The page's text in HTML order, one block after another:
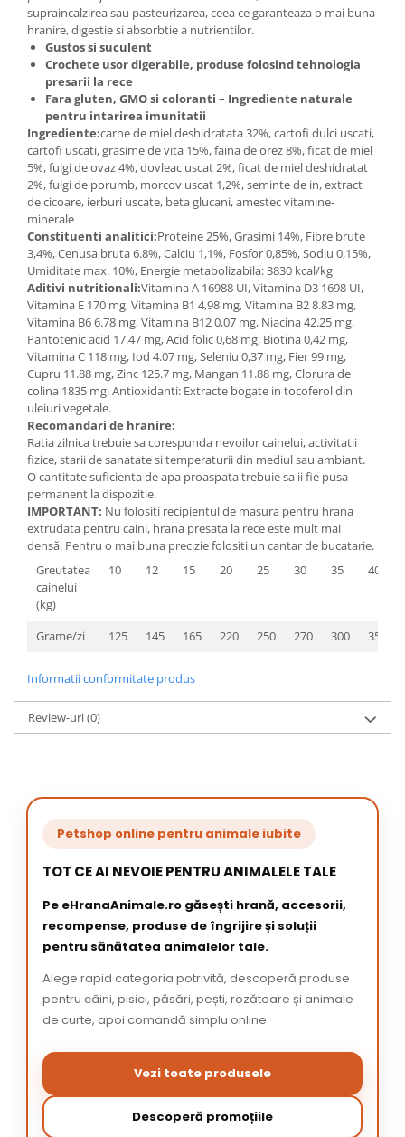
supraincalzirea sau pasteurizarea, ceea ce garanteaza o mai buna
hranire, digestie si absorbtie a nutrientilor.
Gustos si suculent
Crochete usor digerabile, produse folosind tehnologia
presarii la rece
Fara gluten, GMO si coloranti – Ingrediente naturale
pentru intarirea imunitatii
Ingrediente:carne de miel deshidratata 32%, cartofi dulci uscati,
cartofi uscati, grasime de vita 15%, faina de orez 8%, ficat de miel
5%, fulgi de ovaz 4%, dovleac uscat 2%, ficat de miel deshidratat
2%, fulgi de porumb, morcov uscat 1,2%, seminte de in, extract
de cicoare, ierburi uscate, beta glucani, amestec vitamine-
minerale
Constituenti analitici:Proteine 25%, Grasimi 14%, Fibre brute
3,4%, Cenusa bruta 6.8%, Calciu 1,1%, Fosfor 0,85%, Sodiu 0,15%,
Umiditate max. 10%, Energie metabolizabila: 3830 kcal/kg
Aditivi nutritionali:Vitamina A 16988 UI, Vitamina D3 1698 UI,
Vitamina E 170 mg, Vitamina B1 4,98 mg, Vitamina B2 8.83 mg,
Vitamina B6 6.78 mg, Vitamina B12 0,07 mg, Niacina 42.25 mg,
Pantotenic acid 17.47 mg, Acid folic 0,68 mg, Biotina 0,42 mg,
Vitamina C 118 mg, Iod 4.07 mg, Seleniu 0,37 mg, Fier 99 mg,
Cupru 11.88 mg, Zinc 125.7 mg, Mangan 11.88 mg, Clorura de
colina 1835 mg. Antioxidanti: Extracte bogate in tocoferol din
uleiuri vegetale.
Recomandari de hranire:
Ratia zilnica trebuie sa corespunda nevoilor cainelui, activitatii
fizice, starii de sanatate si temperaturii din mediul sau ambiant.
O cantitate suficienta de apa proaspata trebuie sa ii fie pusa
permanent la dispozitie.
IMPORTANT: Nu folositi recipientul de masura pentru hrana
extrudata pentru caini, hrana presata la rece este mult mai
densă. Pentru o mai buna precizie folositi un cantar de bucatarie.
Greutatea
cainelui
(kg)
10 12 15 20 25 30 35 40
Grame/zi 125 145 165 220 250 270 300 350
Informatii conformitate produs
Review-uri(0)
Petshop online pentru animale iubite
TOT CE AI NEVOIE PENTRU ANIMALELE TALE
Pe eHranaAnimale.ro găsești hrană, accesorii,
recompense, produse de îngrijire și soluții
pentru sănătatea animalelor tale.
Alege rapid categoria potrivită, descoperă produse
pentru câini, pisici, păsări, pești, rozătoare și animale
de curte, apoi comandă simplu online.
Vezi toate produsele
Descoperă promoțiile